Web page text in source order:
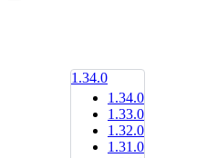
1.34.0
1.34.0
1.33.0
1.32.0
1.31.0